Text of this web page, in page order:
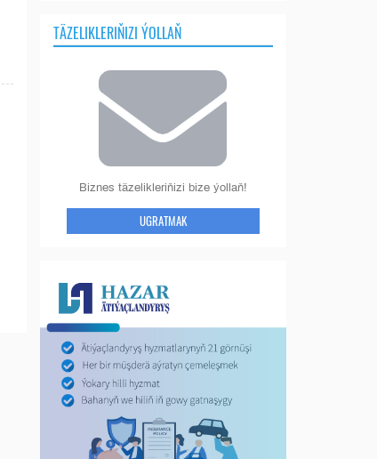
TÄZELIKLERIŇIZI ÝOLLAŇ
Biznes täzelikleriňizi bize ýollaň!
UGRATMAK